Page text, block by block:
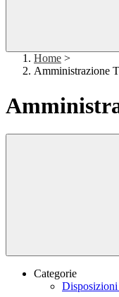
Home >
Amministrazione
Categorie
Disposizioni